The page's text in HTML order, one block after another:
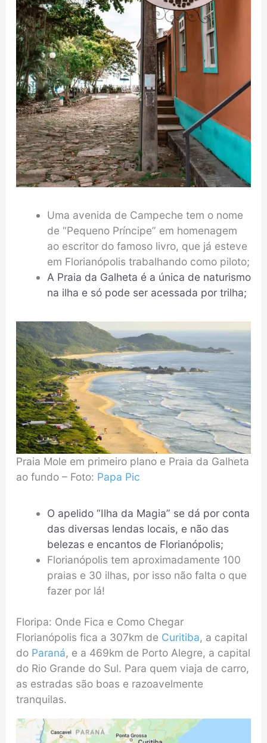
Uma avenida de Campeche tem o nome
de “Pequeno Príncipe” em homenagem
ao escritor do famoso livro, que já esteve
em Florianópolis trabalhando como piloto;
A Praia da Galheta é a única de naturismo
na ilha e só pode ser acessada por trilha;
Praia Mole em primeiro plano e Praia da Galheta
ao fundo – Foto: Papa Pic
O apelido “Ilha da Magia” se dá por conta
das diversas lendas locais, e não das
belezas e encantos de Florianópolis;
Florianópolis tem aproximadamente 100
praias e 30 ilhas, por isso não falta o que
fazer por lá!
Floripa: Onde Fica e Como Chegar
Florianópolis fica a 307km de Curitiba, a capital
do Paraná, e a 469km de Porto Alegre, a capital
do Rio Grande do Sul. Para quem viaja de carro,
as estradas são boas e razoavelmente
tranquilas.